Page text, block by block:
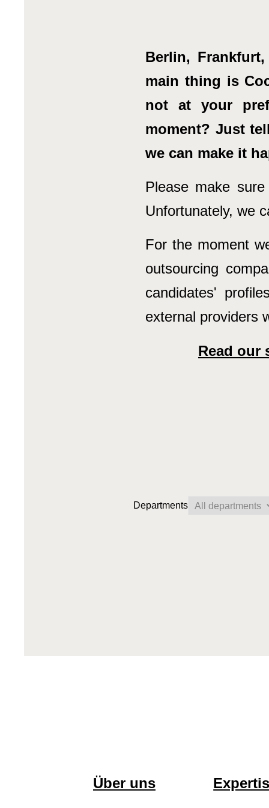
Berlin,
main thing is
not at your
moment? Just
we can make it
Please make
Unfortunately, we
For the moment
outsourcing
candidates'
external providers
Read our
Departments
MainÜber uns